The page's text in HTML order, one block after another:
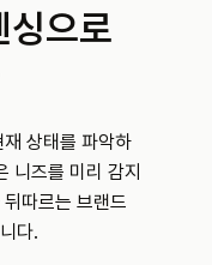
으로
상태를 파악하
니즈를 미리 감지
따르는 브랜드
다.